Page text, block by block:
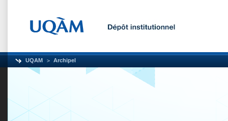
UQAM Archipel